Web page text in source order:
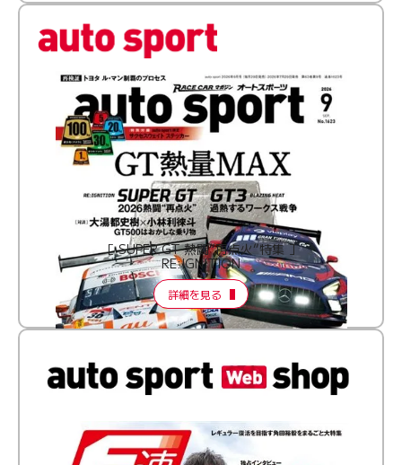
［ SUPER GT 熱闘“再点火”特集 ］
RE:IGNITION
詳細を見る